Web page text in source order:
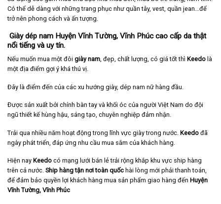
Có thể dễ dàng với những trang phục như quần tây, vest, quần jean…để
trở nên phong cách và ấn tượng.
Giày dép nam Huyện Vĩnh Tường, Vĩnh Phúc cao cấp da thật
nổi tiếng và uy tín.
Nếu muốn mua một đôi giày nam , đẹp, chất lượng, có giá tốt thì Keedo là
một địa điểm gợi ý khá thú vị.
Đây là điểm đến của các xu hướng giày, dép nam nữ hàng đầu.
Được sản xuất bởi chính bàn tay và khối óc của người Việt Nam do đội
ngũ thiết kế hùng hậu, sáng tạo, chuyên nghiệp đảm nhận.
Trải qua nhiều năm hoạt động trong lĩnh vực giày trong nước. Keedo đã
ngày phát triển, đáp ứng nhu cầu mua sắm của khách hàng.
Hiện nay Keedo có mạng lưới bán lẻ trải rộng khắp khu vực ship hàng
trên cả nước. Ship hàng tận nơi toàn quốc hài lòng mới phải thanh toán,
để đảm bảo quyền lợi khách hàng mua sản phẩm giao hàng đến Huyện
Vĩnh Tường, Vĩnh Phúc